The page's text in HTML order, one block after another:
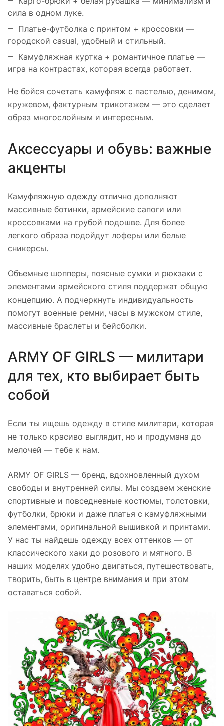
сила в одном луке.
Платье-футболка с принтом + кроссовки —
городской casual, удобный и стильный.
Камуфляжная куртка + романтичное платье —
игра на контрастах, которая всегда работает.
Не бойся сочетать камуфляж с пастелью, денимом,
кружевом, фактурным трикотажем — это сделает
образ многослойным и интересным.
Аксессуары и обувь: важные
акценты
Камуфляжную одежду отлично дополняют
массивные ботинки, армейские сапоги или
кроссовками на грубой подошве. Для более
легкого образа подойдут лоферы или белые
сникерсы.
Объемные шопперы, поясные сумки и рюкзаки с
элементами армейского стиля поддержат общую
концепцию. А подчеркнуть индивидуальность
помогут военные ремни, часы в мужском стиле,
массивные браслеты и бейсболки.
ARMY OF GIRLS — милитари
для тех, кто выбирает быть
собой
Если ты ищешь одежду в стиле милитари, которая
не только красиво выглядит, но и продумана до
мелочей — тебе к нам.
ARMY OF GIRLS — бренд, вдохновленный духом
свободы и внутренней силы. Мы создаем женские
спортивные и повседневные костюмы, толстовки,
футболки, брюки и даже платья с камуфляжными
элементами, оригинальной вышивкой и принтами.
У нас ты найдешь одежду всех оттенков — от
классического хаки до розового и мятного. В
наших моделях удобно двигаться, путешествовать,
творить, быть в центре внимания и при этом
оставаться собой.